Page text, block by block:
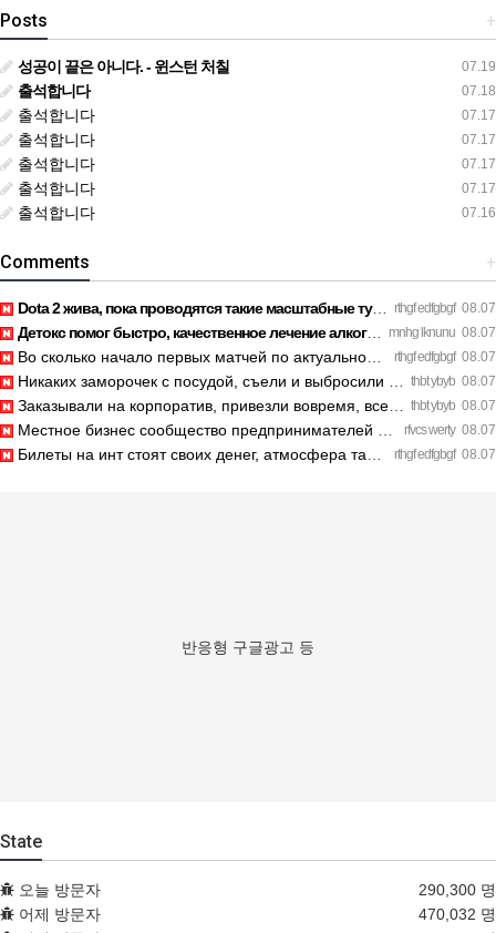
+
Posts
07.19
성공이 끝은 아니다. - 윈스턴 처칠
07.18
출석합니다
07.17
출석합니다
07.17
출석합니다
07.17
출석합니다
07.17
출석합니다
07.16
출석합니다
+
Comments
rthgf edfgbgf 08.07
Dota 2 жива, пока проводятся такие масштабные турниры. https…
mnhg lknunu 08.07
Детокс помог быстро, качественное лечение алкоголизма Санкт-…
rthgf edfgbgf 08.07
Во сколько начало первых матчей по актуальному расписанию? h…
thbt ybyb 08.07
Никаких заморочек с посудой, съели и выбросили шпажки. https…
thbt ybyb 08.07
Заказывали на корпоратив, привезли вовремя, все свежее. http…
rfvcs werty 08.07
Местное бизнес сообщество предпринимателей в Санкт-Петербург…
rthgf edfgbgf 08.07
Билеты на инт стоят своих денег, атмосфера там просто непере…
반응형 구글광고 등
State
오늘 방문자
290,300 명
어제 방문자
470,032 명